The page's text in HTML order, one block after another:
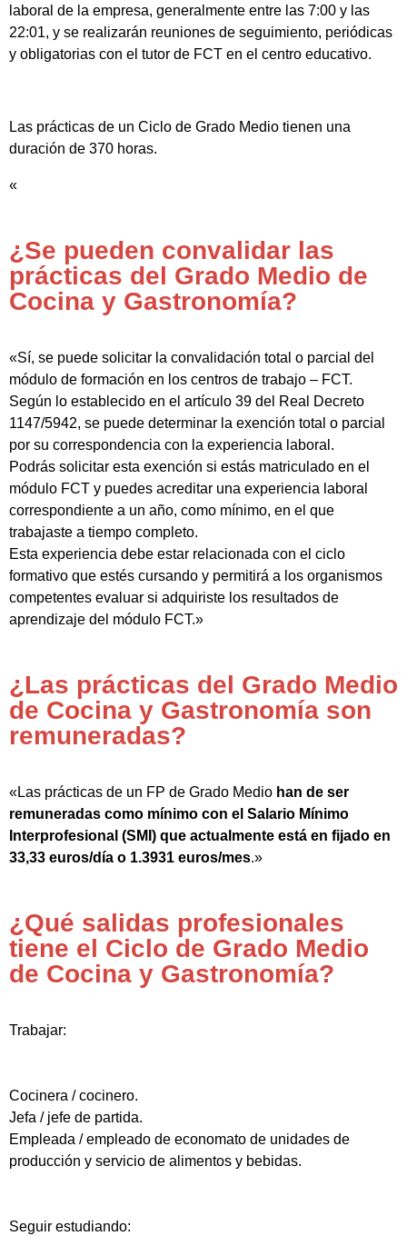
laboral de la empresa, generalmente entre las 7:00 y las
22:01, y se realizarán reuniones de seguimiento, periódicas
y obligatorias con el tutor de FCT en el centro educativo.
Las prácticas de un Ciclo de Grado Medio tienen una
duración de 370 horas.
«
¿Se pueden convalidar las
prácticas del Grado Medio de
Cocina y Gastronomía?
«Sí, se puede solicitar la convalidación total o parcial del
módulo de formación en los centros de trabajo – FCT.
Según lo establecido en el artículo 39 del Real Decreto
1147/5942, se puede determinar la exención total o parcial
por su correspondencia con la experiencia laboral.
Podrás solicitar esta exención si estás matriculado en el
módulo FCT y puedes acreditar una experiencia laboral
correspondiente a un año, como mínimo, en el que
trabajaste a tiempo completo.
Esta experiencia debe estar relacionada con el ciclo
formativo que estés cursando y permitirá a los organismos
competentes evaluar si adquiriste los resultados de
aprendizaje del módulo FCT.»
¿Las prácticas del Grado Medio
de Cocina y Gastronomía son
remuneradas?
«Las prácticas de un FP de Grado Medio han de ser
remuneradas como mínimo con el Salario Mínimo
Interprofesional (SMI) que actualmente está en fijado en
33,33 euros/día o 1.3931 euros/mes.»
¿Qué salidas profesionales
tiene el Ciclo de Grado Medio
de Cocina y Gastronomía?
Trabajar:
Cocinera / cocinero.
Jefa / jefe de partida.
Empleada / empleado de economato de unidades de
producción y servicio de alimentos y bebidas.
Seguir estudiando: